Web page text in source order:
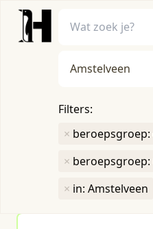
Filters:
×
×
× in: Amstelveen
Humboldt heeft1
voor je gevonden